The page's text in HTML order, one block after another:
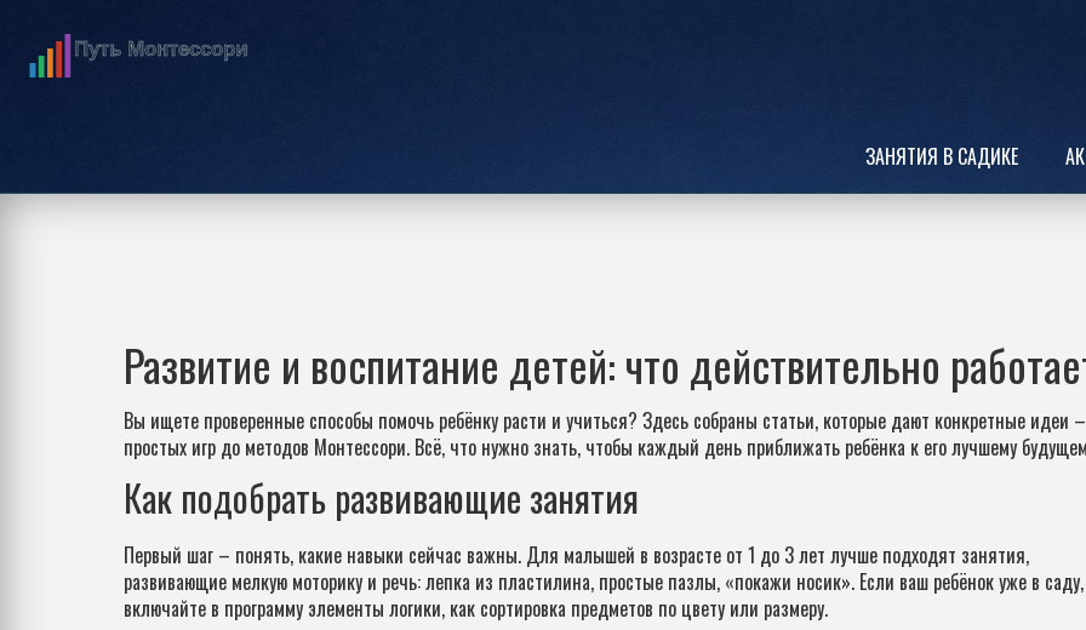
ЗАНЯТИЯ В САДИКЕ
Развитие и воспитание детей: что действительно
Вы ищете проверенные способы помочь ребёнку расти и учиться? Здесь собраны статьи, которые дают конкретные идеи
простых игр до методов Монтессори. Всё, что нужно знать, чтобы каждый день приближать ребёнка к его лучшему
Как подобрать развивающие занятия
Первый шаг – понять, какие навыки сейчас важны. Для малышей в возрасте от 1 до 3 лет лучше подходят занятия,
развивающие мелкую моторику и речь: лепка из пластилина, простые пазлы, «покажи носик». Если ваш ребёнок уже в саду,
включайте в программу элементы логики, как сортировка предметов по цвету или размеру.